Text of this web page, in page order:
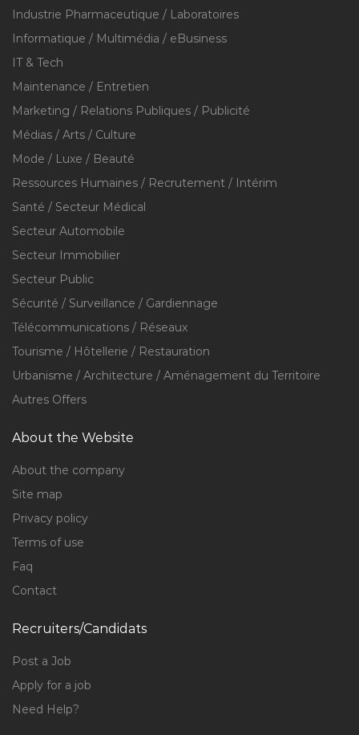
Industrie Pharmaceutique / Laboratoires
Informatique / Multimédia / eBusiness
IT & Tech
Maintenance / Entretien
Marketing / Relations Publiques / Publicité
Médias / Arts / Culture
Mode / Luxe / Beauté
Ressources Humaines / Recrutement / Intérim
Santé / Secteur Médical
Secteur Automobile
Secteur Immobilier
Secteur Public
Sécurité / Surveillance / Gardiennage
Télécommunications / Réseaux
Tourisme / Hôtellerie / Restauration
Urbanisme / Architecture / Aménagement du Territoire
Autres Offers
About the Website
About the company
Site map
Privacy policy
Terms of use
Faq
Contact
Recruiters/Candidats
Post a Job
Apply for a job
Need Help?